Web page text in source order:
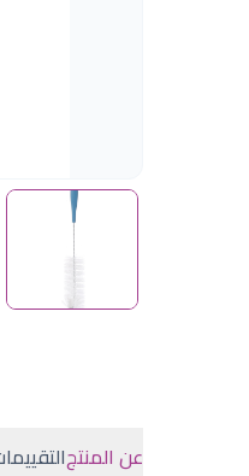
عن المنتج